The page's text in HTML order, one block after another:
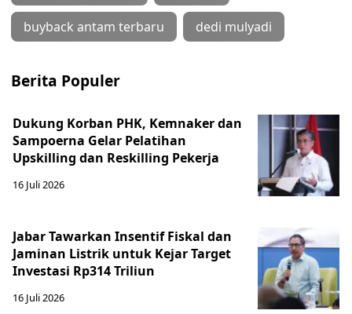
buyback antam terbaru dedi mulyadi
Berita Populer
Dukung Korban PHK, Kemnaker dan
Sampoerna Gelar Pelatihan
Upskilling dan Reskilling Pekerja
16 Juli 2026
Jabar Tawarkan Insentif Fiskal dan
Jaminan Listrik untuk Kejar Target
Investasi Rp314 Triliun
16 Juli 2026